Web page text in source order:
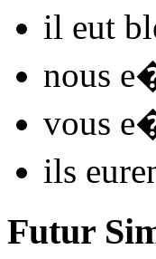
il eut
nous
vous
ils
Futur